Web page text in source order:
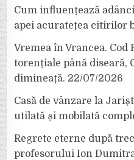
Cum influențează
apei acuratețea citirilor
Vremea în Vrancea. Cod
torențiale până diseară,
dimineață. 22/07/2026
Casă de vânzare la
utilată și mobilată
Regrete eterne după
profesorului Ion